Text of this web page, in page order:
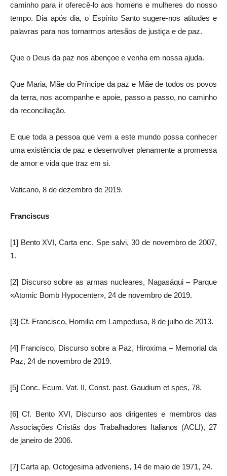
caminho para ir oferecê-lo aos homens e mulheres do nosso
tempo. Dia após dia, o Espírito Santo sugere-nos atitudes e
palavras para nos tornarmos artesãos de justiça e de paz.
Que o Deus da paz nos abençoe e venha em nossa ajuda.
Que Maria, Mãe do Príncipe da paz e Mãe de todos os povos
da terra, nos acompanhe e apoie, passo a passo, no caminho
da reconciliação.
E que toda a pessoa que vem a este mundo possa conhecer
uma existência de paz e desenvolver plenamente a promessa
de amor e vida que traz em si.
Vaticano, 8 de dezembro de 2019.
Franciscus
[1] Bento XVI, Carta enc. Spe salvi, 30 de novembro de 2007,
1.
[2] Discurso sobre as armas nucleares, Nagasáqui – Parque
«Atomic Bomb Hypocenter», 24 de novembro de 2019.
[3] Cf. Francisco, Homilia em Lampedusa, 8 de julho de 2013.
[4] Francisco, Discurso sobre a Paz, Hiroxima – Memorial da
Paz, 24 de novembro de 2019.
[5] Conc. Ecum. Vat. II, Const. past. Gaudium et spes, 78.
[6] Cf. Bento XVI, Discurso aos dirigentes e membros das
Associações Cristãs dos Trabalhadores Italianos (ACLI), 27
de janeiro de 2006.
[7] Carta ap. Octogesima adveniens, 14 de maio de 1971, 24.